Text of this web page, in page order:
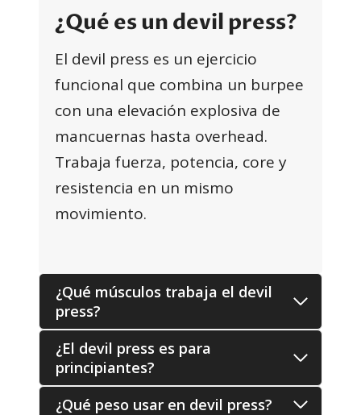
¿Qué es un devil press?
El devil press es un ejercicio
funcional que combina un burpee
con una elevación explosiva de
mancuernas hasta overhead.
Trabaja fuerza, potencia, core y
resistencia en un mismo
movimiento.
¿Qué músculos trabaja el devil
press?
¿El devil press es para
principiantes?
¿Qué peso usar en devil press?